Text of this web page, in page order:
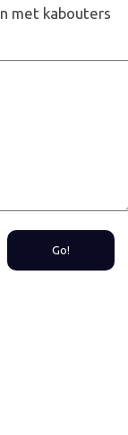
met kabouters
Go!